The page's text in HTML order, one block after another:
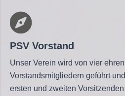
PSV Vorstand
Unser Verein wird von vier
Vorstandsmitgliedern geführt
ersten und zweiten